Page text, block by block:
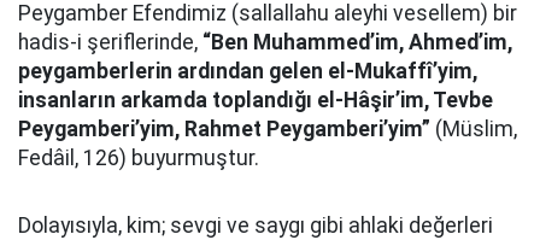
Peygamber Efendimiz (sallallahu aleyhi vesellem) bir
hadis-i şeriflerinde, “Ben Muhammed’im, Ahmed’im,
peygamberlerin ardından gelen el-Mukaffî’yim,
insanların arkamda toplandığı el-Hâşir’im, Tevbe
Peygamberi’yim, Rahmet Peygamberi’yim” (Müslim,
Fedâil, 126) buyurmuştur.
Dolayısıyla, kim; sevgi ve saygı gibi ahlaki değerleri